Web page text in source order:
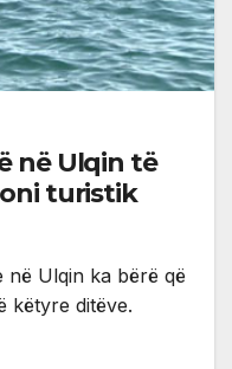
në Ulqin të
turistik
në Ulqin ka bërë që
këtyre ditëve.